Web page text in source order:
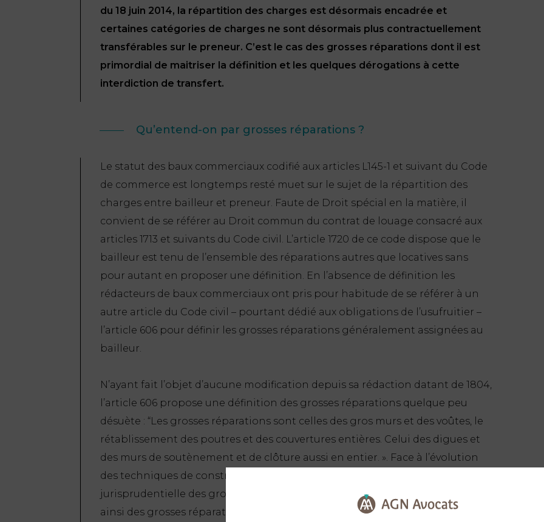
du 18 juin 2014, la répartition des charges est désormais encadrée et
certaines catégories de charges ne sont désormais plus contractuellement
transférables sur le preneur. C’est le cas des grosses réparations dont il est
primordial de maitriser la définition et les quelques dérogations à cette
interdiction de transfert.
Qu’entend-on par grosses réparations ?
Le statut des baux commerciaux codifié aux articles L145-1 et suivant du Code
de commerce est longtemps resté muet sur le sujet de la répartition des
charges entre bailleur et preneur. Faute de Droit spécial en la matière, il
convient de se référer au Droit commun du contrat de louage consacré aux
articles 1713 et suivants du Code civil. L’article 1720 de ce code dispose que le
bailleur est tenu de l’ensemble des réparations autres que locatives sans
pour autant en proposer une définition. En l’absence de définition les
rédacteurs de baux commerciaux ont pris pour habitude de se référer à un
autre article du Code civil – pourtant dédié aux obligations de l’usufruitier –
l’article 606 pour définir les grosses réparations généralement assignées au
bailleur.
N’ayant fait l’objet d’aucune modification depuis sa rédaction datant de 1804,
l’article 606 propose une définition des grosses réparations quelque peu
désuète : “Les grosses réparations sont celles des gros murs et des voûtes, le
rétablissement des poutres et des couvertures entières. Celui des digues et
des murs de soutènement et de clôture aussi en entier. ». Face à l’évolution
des techniques de construction et à la multiplicité des litiges, une définition
jurisprudentielle des grosses réparations s’est peu à peu imposée. Relèvent
ainsi des grosses réparations, celles qui “intéressent l’immeuble dans sa